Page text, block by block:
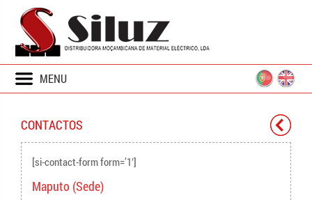
MENU
CONTACTOS
[si-contact-form form=’1′]
Maputo (Sede)